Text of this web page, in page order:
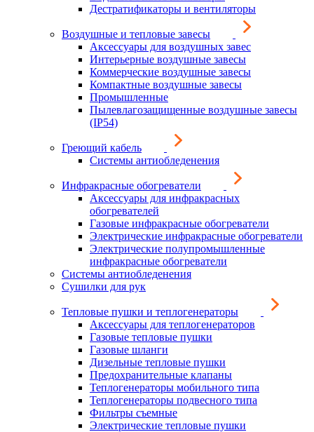
Дестратификаторы и вентиляторы
Воздушные и тепловые завесы
Аксессуары для воздушных завес
Интерьерные воздушные завесы
Коммерческие воздушные завесы
Компактные воздушные завесы
Промышленные
Пылевлагозащищенные воздушные завесы
(IP54)
Греющий кабель
Системы антиобледенения
Инфракрасные обогреватели
Аксессуары для инфракрасных
обогревателей
Газовые инфракрасные обогреватели
Электрические инфракрасные обогреватели
Электрические полупромышленные
инфракрасные обогреватели
Системы антиобледенения
Сушилки для рук
Тепловые пушки и теплогенераторы
Аксессуары для теплогенераторов
Газовые тепловые пушки
Газовые шланги
Дизельные тепловые пушки
Предохранительные клапаны
Теплогенераторы мобильного типа
Теплогенераторы подвесного типа
Фильтры съемные
Электрические тепловые пушки